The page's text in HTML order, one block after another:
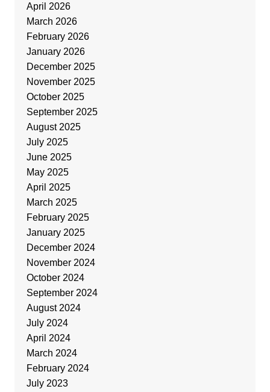
April 2026
March 2026
February 2026
January 2026
December 2025
November 2025
October 2025
September 2025
August 2025
July 2025
June 2025
May 2025
April 2025
March 2025
February 2025
January 2025
December 2024
November 2024
October 2024
September 2024
August 2024
July 2024
April 2024
March 2024
February 2024
July 2023